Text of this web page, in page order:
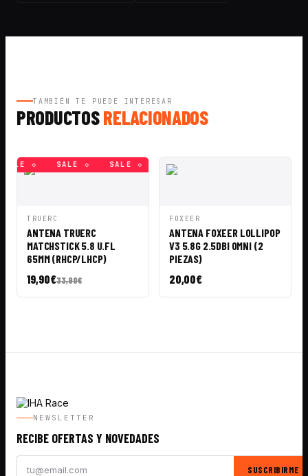
1
TAMBIÉN TE PUEDE INTERESAR
PRODUCTOSRELACIONADOS
◇ SALE ◇ SALE ◇ SALE ◇
VISTA
TRUERC
ANTENA TRUERC
MATCHSTICK 5.8 U.FL
65MM (RHCP/LHCP)
19,90€33,90€
VISTA
FOXEER
ANTENA FOXEER LOLLIPOP
V3 5.8G 2.5DBI OMNI (2
PIEZAS)
20,00€
NEWSLETTER
RECIBE OFERTAS Y NOVEDADES
SUSCRIBIRME